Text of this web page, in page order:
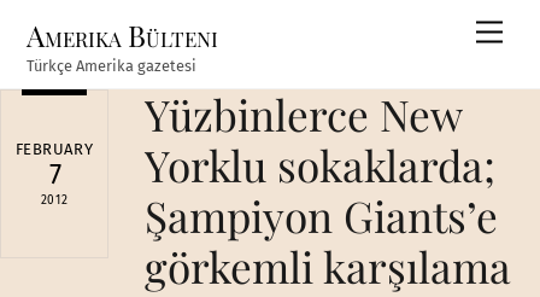
content
Amerika Bülteni
Türkçe Amerika gazetesi
FEBRUARY
7
2012
Yüzbinlerce New
Yorklu sokaklarda;
Şampiyon Giants’e
görkemli karşılama